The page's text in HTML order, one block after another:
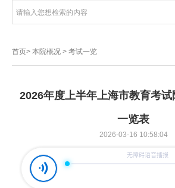
首页> 本院概况 > 考试一览
2026年度上半年上海市教育考
一览表
2026-03-16 10:58:04